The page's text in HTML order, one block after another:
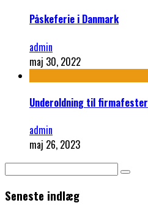
Påskeferie i Danmark
admin
maj 30, 2022
Underoldning til firmafester
admin
maj 26, 2023
Seneste indlæg